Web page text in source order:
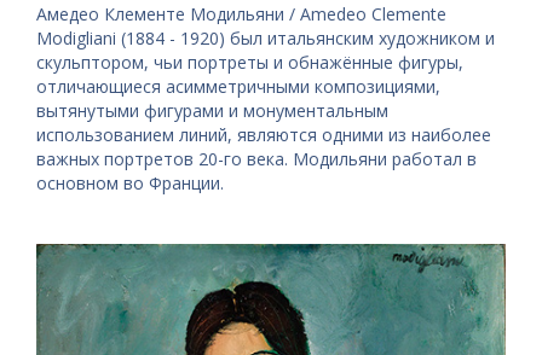
Амедео Клементе Модильяни / Amedeo Clemente
Modigliani (1884 - 1920) был итальянским художником и
скульптором, чьи портреты и обнажённые фигуры,
отличающиеся асимметричными композициями,
вытянутыми фигурами и монументальным
использованием линий, являются одними из наиболее
важных портретов 20-го века. Модильяни работал в
основном во Франции.